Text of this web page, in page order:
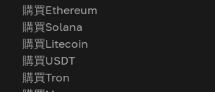
購買Ethereum
購買Solana
購買Litecoin
購買USDT
購買Tron